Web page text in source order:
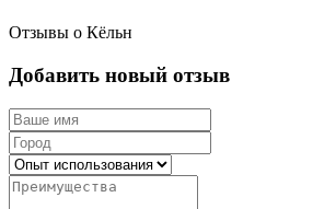
Отзывы о Кёльн
Добавить новый отзыв